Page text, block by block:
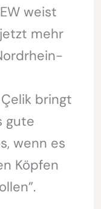
weist
mehr
bringt
gute
wenn es
Köpfen